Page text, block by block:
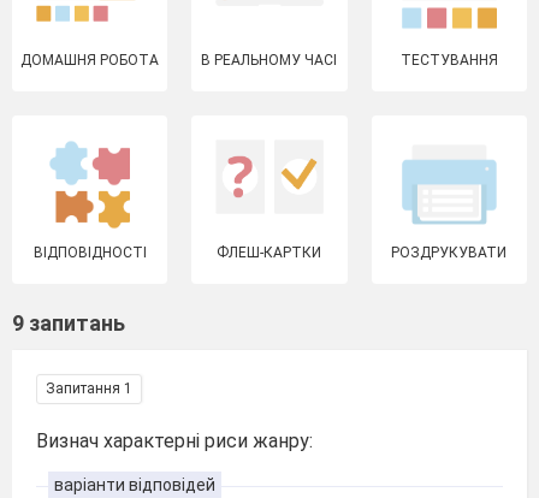
ДОМАШНЯ РОБОТА В РЕАЛЬНОМУ ЧАСІ ТЕСТУВАННЯ
ВІДПОВІДНОСТІ ФЛЕШ-КАРТКИ РОЗДРУКУВАТИ
9 запитань
Запитання 1
Визнач характерні риси жанру:
варіанти відповідей